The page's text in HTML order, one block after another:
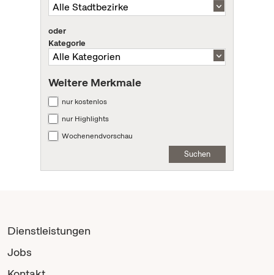
oder
Kategorie
Weitere Merkmale
nur kostenlos
nur Highlights
Wochenendvorschau
Suchen
Dienstleistungen
Jobs